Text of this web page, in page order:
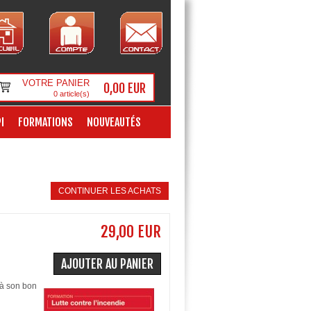
VOTRE PANIER
0article(s) 0,00 EUR
FORMATIONS NOUVEAUTÉS
CONTINUER LES ACHATS
29,00 EUR
AJOUTER AU PANIER
son bon